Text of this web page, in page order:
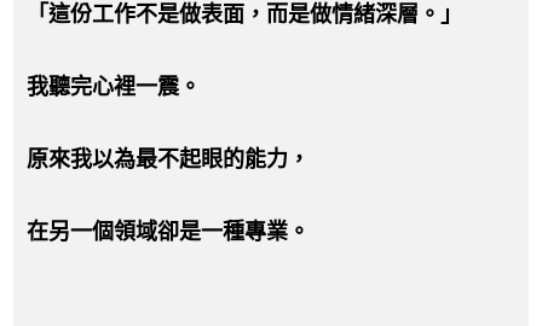
「這份工作不是做表面，而是做情緒深層。」
我聽完心裡一震。
原來我以為最不起眼的能力，
在另一個領域卻是一種專業。